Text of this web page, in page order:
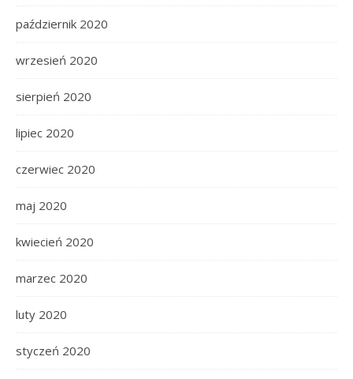
październik 2020
wrzesień 2020
sierpień 2020
lipiec 2020
czerwiec 2020
maj 2020
kwiecień 2020
marzec 2020
luty 2020
styczeń 2020